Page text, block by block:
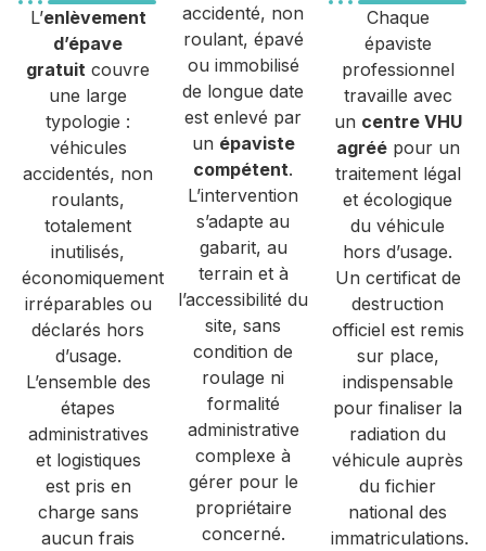
L’enlèvement
d’épave
gratuit couvre
une large
typologie :
véhicules
accidentés, non
roulants,
totalement
inutilisés,
économiquement
irréparables ou
déclarés hors
d’usage.
L’ensemble des
étapes
administratives
et logistiques
est pris en
charge sans
aucun frais
accidenté, non
roulant, épavé
ou immobilisé
de longue date
est enlevé par
un épaviste
compétent.
L’intervention
s’adapte au
gabarit, au
terrain et à
l’accessibilité du
site, sans
condition de
roulage ni
formalité
administrative
complexe à
gérer pour le
propriétaire
concerné.
Chaque
épaviste
professionnel
travaille avec
un centre VHU
agréépour un
traitement légal
et écologique
du véhicule
hors d’usage.
Un certificat de
destruction
officiel est remis
sur place,
indispensable
pour finaliser la
radiation du
véhicule auprès
du fichier
national des
immatriculations.